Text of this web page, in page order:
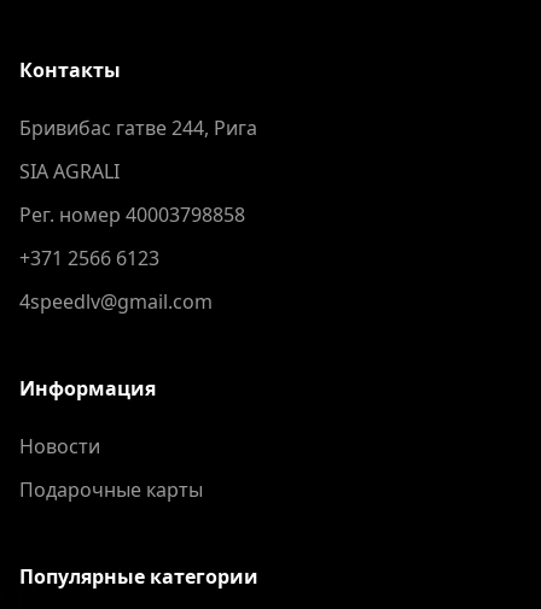
Контакты
Бривибас гатве 244, Рига
SIA AGRALI
Рег. номер 40003798858
+371 2566 6123
4speedlv@gmail.com
Информация
Новости
Подарочные карты
Популярные категории